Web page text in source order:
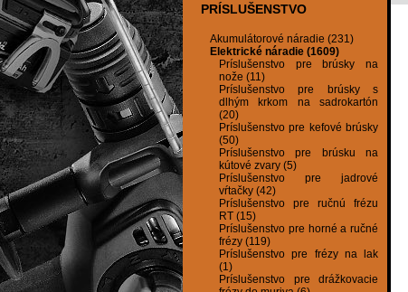
PRÍSLUŠENSTVO
Akumulátorové náradie (231)
Elektrické náradie (1609)
Príslušenstvo pre brúsky na
nože (11)
Príslušenstvo pre brúsky s
dlhým krkom na sadrokartón
(20)
Príslušenstvo pre kefové brúsky
(50)
Príslušenstvo pre brúsku na
kútové zvary (5)
Príslušenstvo pre jadrové
vŕtačky (42)
Príslušenstvo pre ručnú frézu
RT (15)
Príslušenstvo pre horné a ručné
frézy (119)
Príslušenstvo pre frézy na lak
(1)
Príslušenstvo pre drážkovacie